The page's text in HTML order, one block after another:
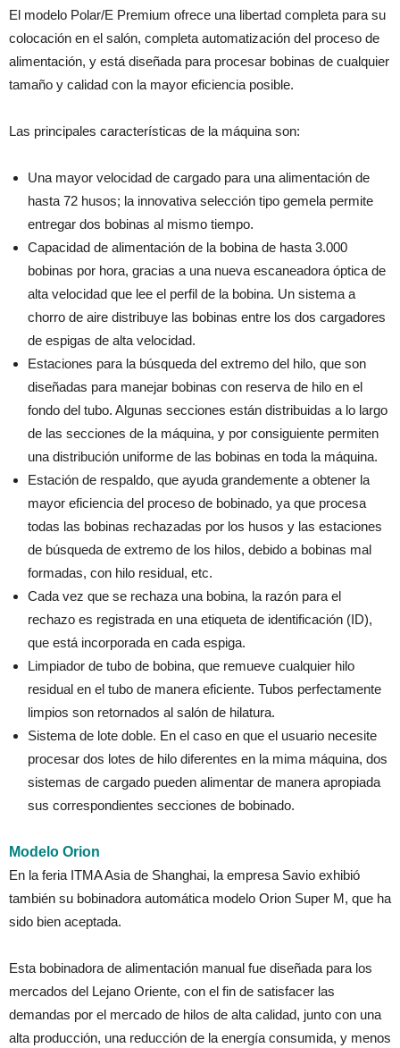
El modelo Polar/E Premium ofrece una libertad completa para su
colocación en el salón, completa automatización del proceso de
alimentación, y está diseñada para procesar bobinas de cualquier
tamaño y calidad con la mayor eficiencia posible.
Las principales características de la máquina son:
Una mayor velocidad de cargado para una alimentación de
hasta 72 husos; la innovativa selección tipo gemela permite
entregar dos bobinas al mismo tiempo.
Capacidad de alimentación de la bobina de hasta 3.000
bobinas por hora, gracias a una nueva escaneadora óptica de
alta velocidad que lee el perfil de la bobina. Un sistema a
chorro de aire distribuye las bobinas entre los dos cargadores
de espigas de alta velocidad.
Estaciones para la búsqueda del extremo del hilo, que son
diseñadas para manejar bobinas con reserva de hilo en el
fondo del tubo. Algunas secciones están distribuidas a lo largo
de las secciones de la máquina, y por consiguiente permiten
una distribución uniforme de las bobinas en toda la máquina.
Estación de respaldo, que ayuda grandemente a obtener la
mayor eficiencia del proceso de bobinado, ya que procesa
todas las bobinas rechazadas por los husos y las estaciones
de búsqueda de extremo de los hilos, debido a bobinas mal
formadas, con hilo residual, etc.
Cada vez que se rechaza una bobina, la razón para el
rechazo es registrada en una etiqueta de identificación (ID),
que está incorporada en cada espiga.
Limpiador de tubo de bobina, que remueve cualquier hilo
residual en el tubo de manera eficiente. Tubos perfectamente
limpios son retornados al salón de hilatura.
Sistema de lote doble. En el caso en que el usuario necesite
procesar dos lotes de hilo diferentes en la mima máquina, dos
sistemas de cargado pueden alimentar de manera apropiada
sus correspondientes secciones de bobinado.
Modelo Orion
En la feria ITMA Asia de Shanghai, la empresa Savio exhibió
también su bobinadora automática modelo Orion Super M, que ha
sido bien aceptada.
Esta bobinadora de alimentación manual fue diseñada para los
mercados del Lejano Oriente, con el fin de satisfacer las
demandas por el mercado de hilos de alta calidad, junto con una
alta producción, una reducción de la energía consumida, y menos